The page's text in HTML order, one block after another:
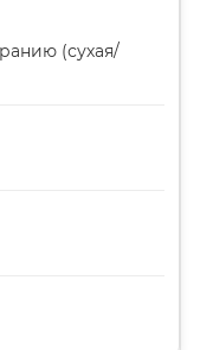
(сухая/